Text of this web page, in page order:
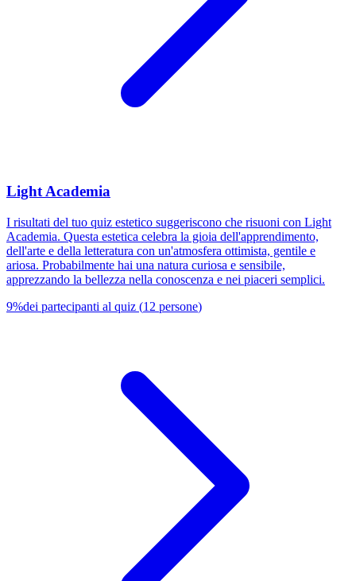
Light Academia
I risultati del tuo quiz estetico suggeriscono che risuoni con Light
Academia. Questa estetica celebra la gioia dell'apprendimento,
dell'arte e della letteratura con un'atmosfera ottimista, gentile e
ariosa. Probabilmente hai una natura curiosa e sensibile,
apprezzando la bellezza nella conoscenza e nei piaceri semplici.
9%dei partecipanti al quiz (12 persone)